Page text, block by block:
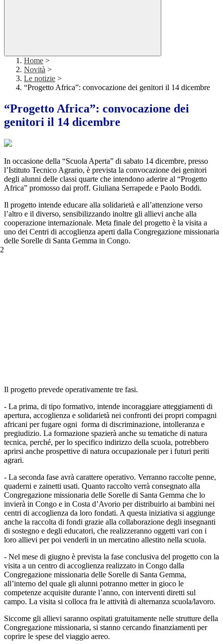
Home >
Novità >
Le notizie >
“Progetto Africa”: convocazione dei genitori il 14 dicembre
“Progetto Africa”: convocazione dei
genitori il 14 dicembre
In occasione della “Scuola Aperta” di sabato 14 dicembre, presso
l’Istituto Tecnico Agrario, è prevista la convocazione dei genitori
degli alunni delle classi quarte che intendono aderire al “Progetto
Africa” promosso dai proff. Giuliana Serrapede e Paolo Boddi.
Il progetto intende educare alla solidarietà e all’attenzione verso
l’altro e il diverso, sensibilizzando inoltre gli allievi anche alla
cooperazione internazionale. Meta finale del progetto è la visita a
uno dei Centri di accoglienza aperti dalla Congregazione missionaria
delle Sorelle di Santa Gemma in Congo.
Il progetto prevede operativamente tre fasi.
- La prima, di tipo formativo, intende incoraggiare atteggiamenti di
apertura, accoglienza e solidarietà nei confronti dei propri compagni
africani per fugare ogni forma di discriminazione, intolleranza e
pregiudizio. La formazione spazierà anche su tematiche di natura
tecnica, perché, per lo specifico indirizzo della scuola, potrebbero
aprirsi anche prospettive di natura occupazionale per i futuri periti
agrari.
- La seconda fase avrà carattere operativo. Verranno raccolte penne,
quaderni e zainetti usati. Quanto raccolto verrà consegnato alla
Congregazione missionaria delle Sorelle di Santa Gemma che lo
invierà in Congo e in Costa d’Avorio per distribuirlo ai bambini nei
centri di accoglienza da loro fondati. A questa iniziativa si aggiunge
anche la raccolta di fondi grazie alla collaborazione degli insegnanti
di sostegno e degli educatori, che realizzeranno oggetti vari con i
loro allievi per poi venderli in un mercatino allestito nella scuola.
- Nel mese di giugno è prevista la fase conclusiva del progetto con la
visita a un centro di accoglienza realizzato in Congo dalla
Congregazione missionaria delle Sorelle di Santa Gemma,
all’interno del quale gli alunni potranno metter in gioco le
competenze acquisite durante l’anno, con interventi diretti sul
campo. La visita si colloca fra le attività di alternanza scuola/lavoro.
Siccome gli allievi saranno ospitati gratuitamente nelle strutture della
Congregazione missionaria, si stanno cercando finanziamenti per
coprire le spese del viaggio aereo.